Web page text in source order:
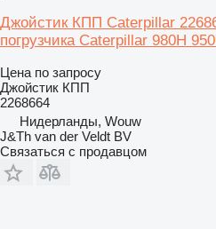
Джойстик КПП Caterpillar
погрузчика Caterpillar 980H
Цена по запросу
Джойстик КПП
2268664
Нидерланды, Wouw
J&Th van der Veldt BV
Связаться с продавцом